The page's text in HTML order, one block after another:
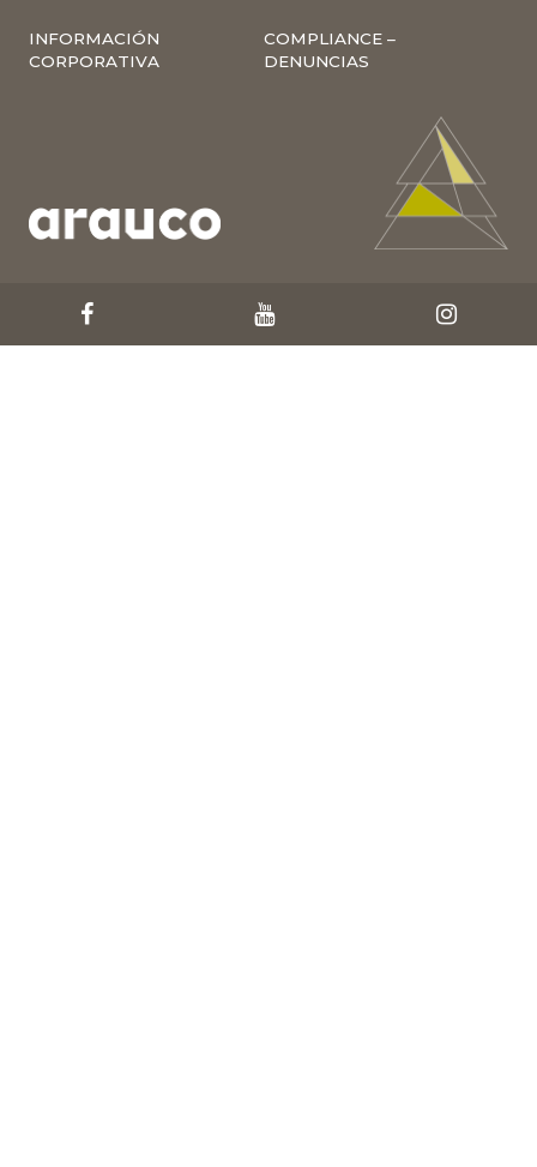
INFORMACIÓN
CORPORATIVA
COMPLIANCE –
DENUNCIAS